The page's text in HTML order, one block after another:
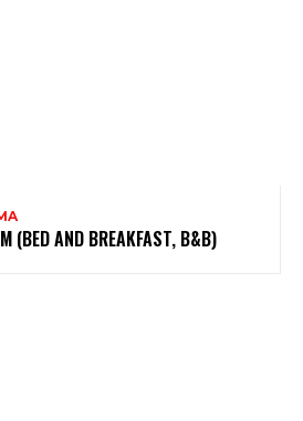
(BED AND BREAKFAST, B&B)